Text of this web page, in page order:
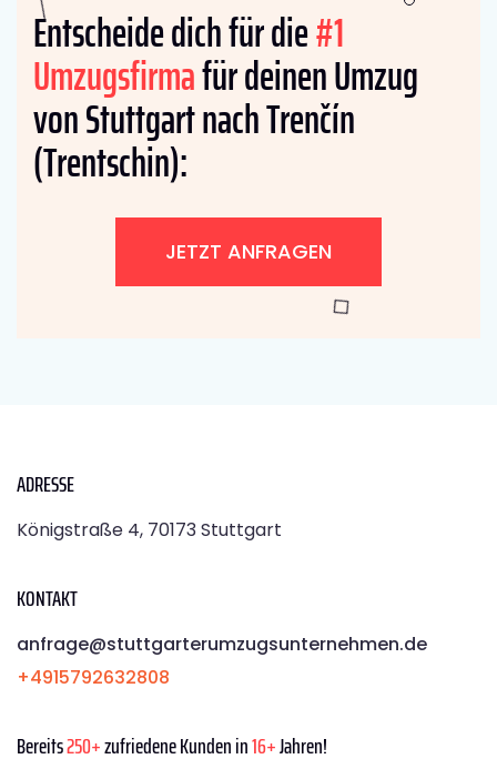
Entscheide dich für die#1
Umzugsfirmafür deinen Umzug
von Stuttgart nach Trenčín
(Trentschin):
JETZT ANFRAGEN
ADRESSE
Königstraße 4, 70173 Stuttgart
KONTAKT
anfrage@stuttgarterumzugsunternehmen.de
+4915792632808
Bereits250+zufriedene Kunden in16+Jahren!